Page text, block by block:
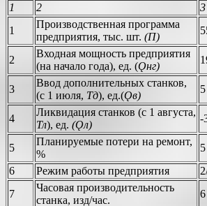
1
2
3
1
Производственная программа
предприятия, тыс. шт. (П)
2
Входная мощность предприятия
(на начало года), ед. (Ǫнг)
3
Ввод дополнительных станков,
(с 1 июля, Тд), ед.(Ǫв)
5
4
Ликвидация станков (с 1 августа,
Тл), ед. (Ǫл)
-
5
Планируемые потери на ремонт,
%
5
6
Режим работы предприятия
7
Часовая производительность
станка, изд/час.
6